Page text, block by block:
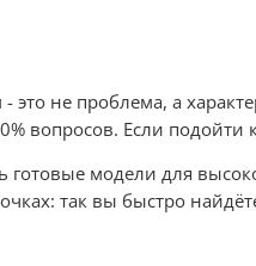
это не проблема, а
вопросов. Если подойти
готовые модели для
так вы быстро